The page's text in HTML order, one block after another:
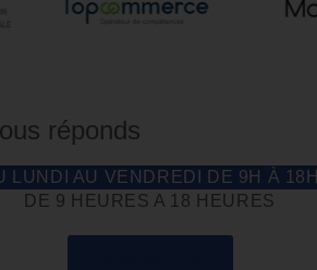
réponds
LUNDI AU VENDREDI DE 9H À 18H
DE 9 HEURES A 18 HEURES